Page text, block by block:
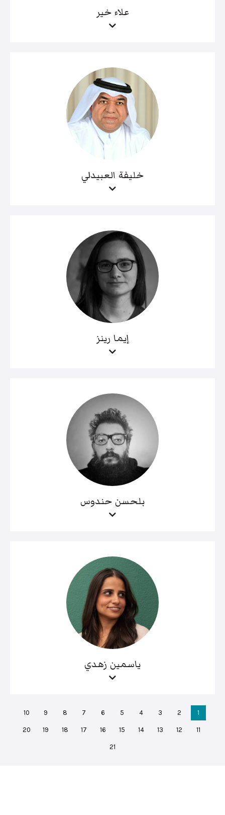
علاء خير
خليفة العبيدلي
إيما رينز
بلحسن حندوس
ياسمين زهدي
1
2
3
4
5
6
7
8
9
10
11
12
13
14
15
16
17
18
19
20
21